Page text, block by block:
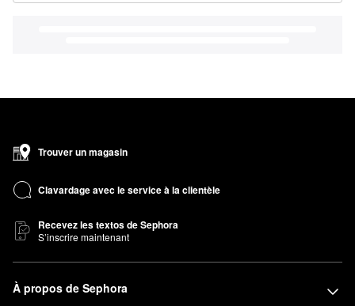
Trouver un magasin
Clavardage avec le service à la clientèle
Recevez les textos de Sephora
S’inscrire maintenant
À propos de Sephora